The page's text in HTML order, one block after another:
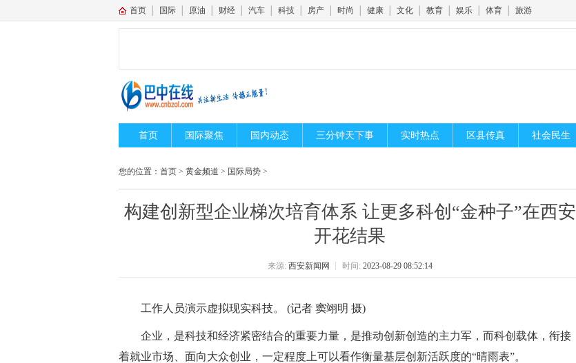
首页 国际 原油 财经 汽车 科技 房产 时尚 健康 文化 教育 娱乐 体育 旅游
首页 国际聚焦 国内动态 三分钟天下事 实时热点 区县传真 社会民生
您的位置： 首页 > 黄金频道 > 国际局势 >
构建创新型企业梯次培育体系 让更多科创“金种子”在西安
开花结果
来源: 西安新闻网 ┆ 时间: 2023-08-29 08:52:14
工作人员演示虚拟现实科技。 (记者 窦翊明 摄)
企业，是科技和经济紧密结合的重要力量，是推动创新创造的主力军，而科创载体，衔接
着就业市场、面向大众创业，一定程度上可以看作衡量基层创新活跃度的“晴雨表”。